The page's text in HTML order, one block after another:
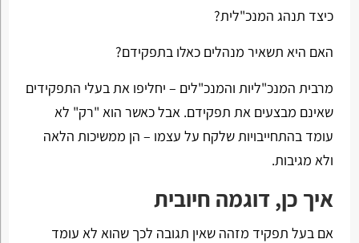
כיצד תנהג המנכ"לית?
האם היא תשאיר מנהלים כאלו בתפקידם?
מרבית המנכ"ליות והמנכ"לים – יחליפו את בעלי התפקידים
שאינם מבצעים את תפקידם. אבל כאשר הוא "רק" לא
עומד בהתחייבויות שלקח על עצמו – הן ממשיכות הלאה
ולא מגיבות.
איך כן, דוגמה חיובית
אם בעל תפקיד מזהה שאין תגובה לכך שהוא לא עומד